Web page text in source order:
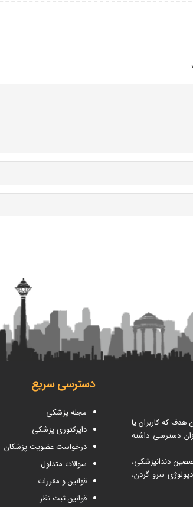
که کاربران یا
دسترسی داشته
دندانپزشکی،
سرو گردن،
دسترسی سریع
مجله پزشکی
دایرکتوری پزشکی
درخواست عضویت پزشکان
سوالات متداول
قوانین و مقررات
قوانین ثبت نظر